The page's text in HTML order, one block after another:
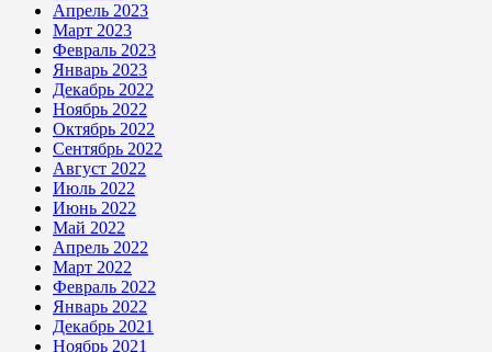
Апрель 2023
Март 2023
Февраль 2023
Январь 2023
Декабрь 2022
Ноябрь 2022
Октябрь 2022
Сентябрь 2022
Август 2022
Июль 2022
Июнь 2022
Май 2022
Апрель 2022
Март 2022
Февраль 2022
Январь 2022
Декабрь 2021
Ноябрь 2021